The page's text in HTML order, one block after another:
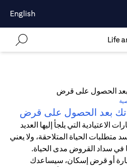
English
الاعتيادية التي يلجأ إليها العديد
متطلبات الحياة المتلاحقة، ولا يعني
في سداد القروض مدى الحياة.
أو قرض إسكان، سيساعدك